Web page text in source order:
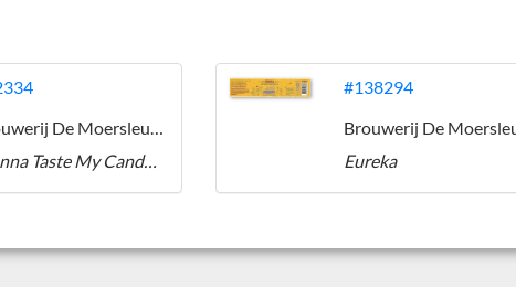
Brouwerij De Moersleutel
Wanna Taste My Candy Cane?
#138294
Eureka